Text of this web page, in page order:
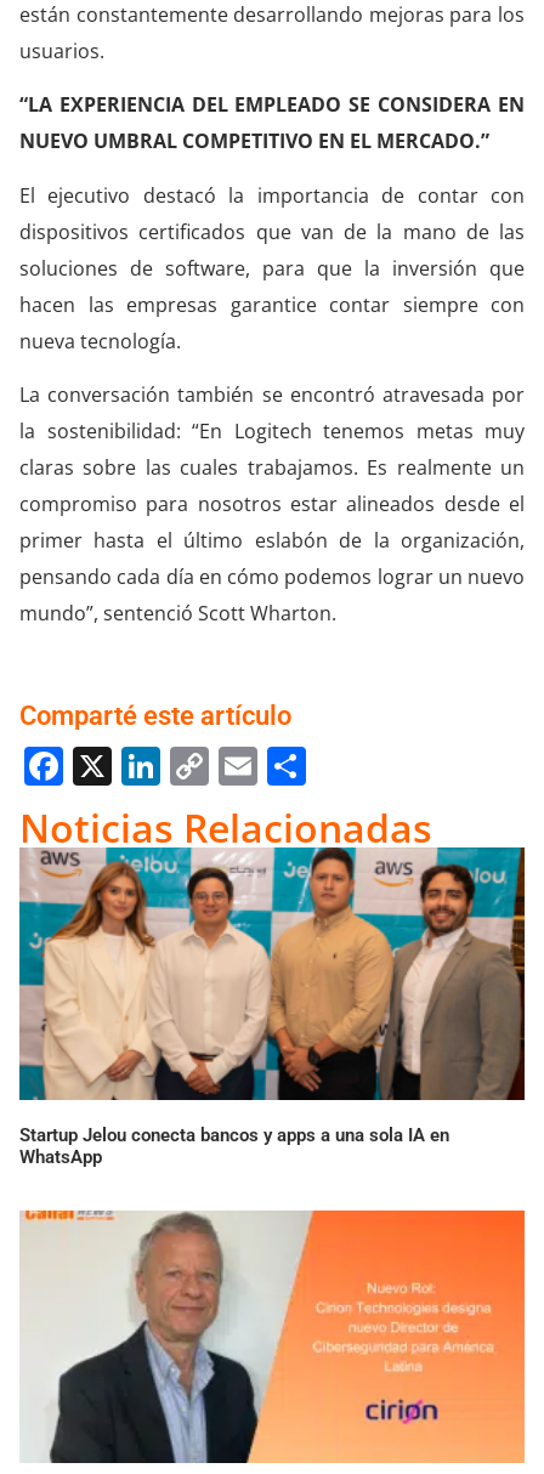
están constantemente desarrollando mejoras para los
usuarios.
“LA EXPERIENCIA DEL EMPLEADO SE CONSIDERA EN
NUEVO UMBRAL COMPETITIVO EN EL MERCADO.”
El ejecutivo destacó la importancia de contar con
dispositivos certificados que van de la mano de las
soluciones de software, para que la inversión que
hacen las empresas garantice contar siempre con
nueva tecnología.
La conversación también se encontró atravesada por
la sostenibilidad: “En Logitech tenemos metas muy
claras sobre las cuales trabajamos. Es realmente un
compromiso para nosotros estar alineados desde el
primer hasta el último eslabón de la organización,
pensando cada día en cómo podemos lograr un nuevo
mundo”, sentenció Scott Wharton.
Comparté este artículo
Facebook
X LinkedIn
Copy
Link
Email
Noticias Relacionadas
Startup Jelou conecta bancos y apps a una sola IA en
WhatsApp